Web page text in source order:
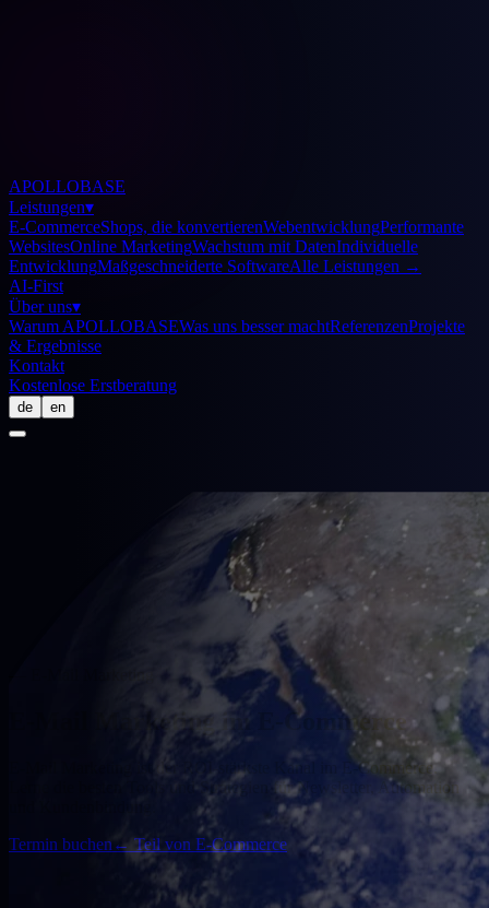
APOLLOBASE
Leistungen▾
E-CommerceShops, die konvertierenWebentwicklungPerformante
WebsitesOnline MarketingWachstum mit DatenIndividuelle
EntwicklungMaßgeschneiderte SoftwareAlle Leistungen →
AI-First
Über uns▾
Warum APOLLOBASEWas uns besser machtReferenzenProjekte
& Ergebnisse
Kontakt
Kostenlose Erstberatung
de en
E-Mail Marketing im E-Commerce
E-Mail Marketing ist der ROI-stärkste Kanal im E-Commerce.
Lerne die besten Tools und Strategien für Newsletter, Automation
Termin buchen ← Teil von E-Commerce